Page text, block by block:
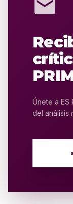
mail
Únete a ES
del análisis